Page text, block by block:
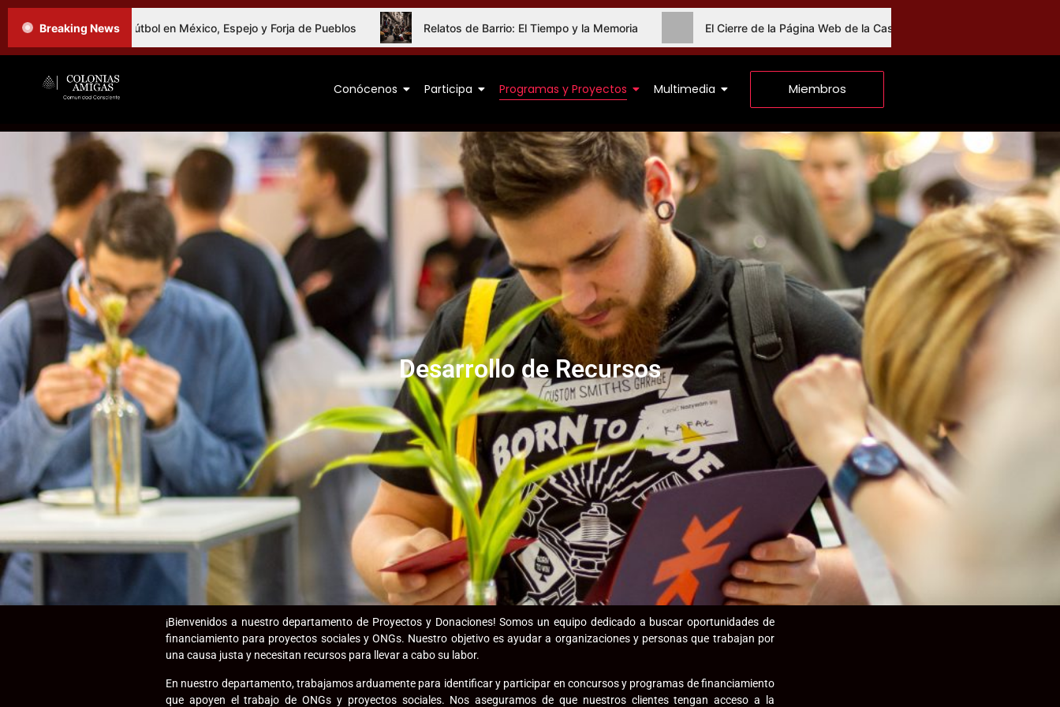
Breaking News
Social: El Fútbol en México, Espejo y Forja de Pueblos Relatos de Barrio: El Tiempo y la Memoria El Cierre de la Página Web de la Casa Blanca en Español:¿Una indiferencia
Conócenos Participa Programas y Proyectos Multimedia Miembros
Desarrollo de Recursos
¡Bienvenidos a nuestro departamento de Proyectos y Donaciones! Somos un equipo dedicado a buscar oportunidades de
financiamiento para proyectos sociales y ONGs. Nuestro objetivo es ayudar a organizaciones y personas que trabajan por
una causa justa y necesitan recursos para llevar a cabo su labor.
En nuestro departamento, trabajamos arduamente para identificar y participar en concursos y programas de financiamiento
que apoyen el trabajo de ONGs y proyectos sociales. Nos aseguramos de que nuestros clientes tengan acceso a la